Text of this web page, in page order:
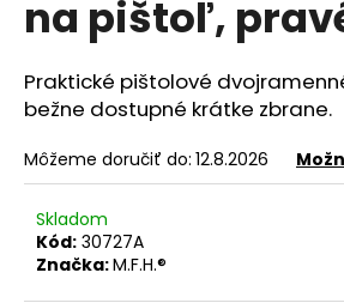
na pištoľ,
Praktické pištolové
bežne dostupné krátke zbrane.
Môžeme doručiť do: 12.8.2026
Skladom
Kód: 30727A
Značka:M.F.H.®
á
s
ť
?